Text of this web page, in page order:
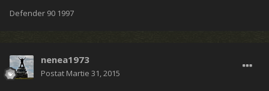
Defender 90 1997
nenea1973
Postat Martie 31, 2015